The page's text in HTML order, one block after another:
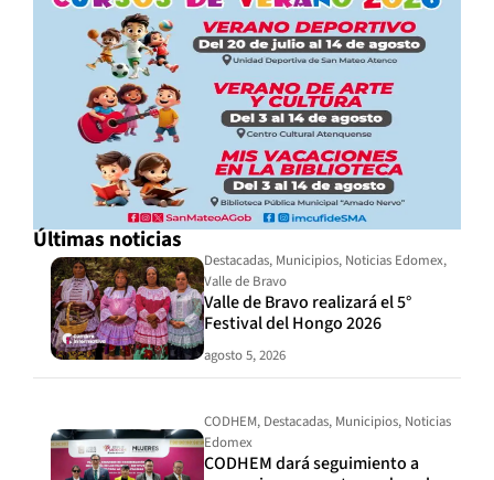
Últimas noticias
Destacadas, Municipios, Noticias Edomex,
Valle de Bravo
Valle de Bravo realizará el 5°
Festival del Hongo 2026
agosto 5, 2026
CODHEM, Destacadas, Municipios, Noticias
Edomex
CODHEM dará seguimiento a